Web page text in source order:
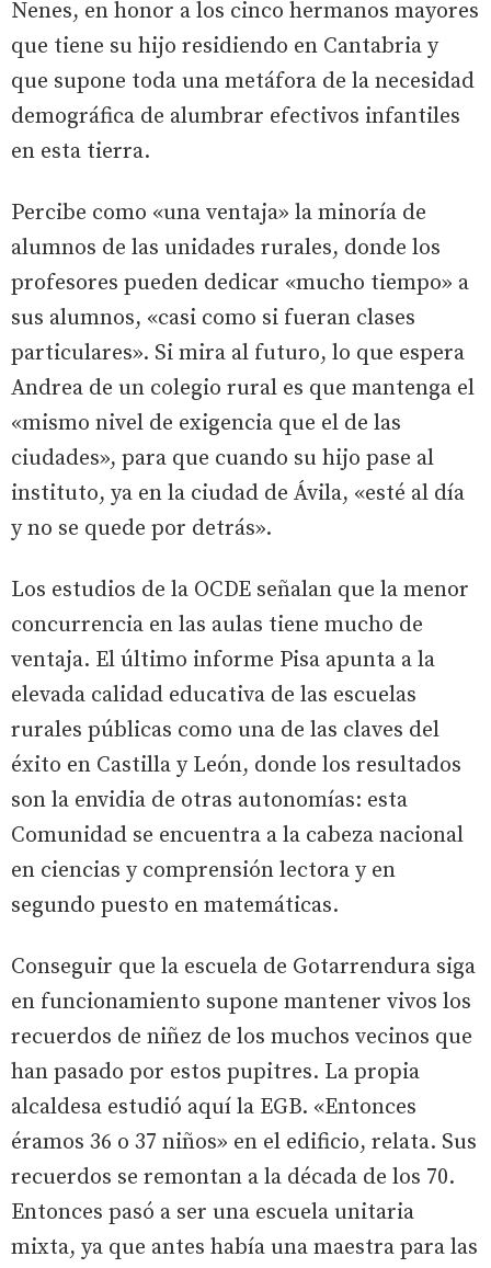
Nenes, en honor a los cinco hermanos mayores
que tiene su hijo residiendo en Cantabria y
que supone toda una metáfora de la necesidad
demográfica de alumbrar efectivos infantiles
en esta tierra.
Percibe como «una ventaja» la minoría de
alumnos de las unidades rurales, donde los
profesores pueden dedicar «mucho tiempo» a
sus alumnos, «casi como si fueran clases
particulares». Si mira al futuro, lo que espera
Andrea de un colegio rural es que mantenga el
«mismo nivel de exigencia que el de las
ciudades», para que cuando su hijo pase al
instituto, ya en la ciudad de Ávila, «esté al día
y no se quede por detrás».
Los estudios de la OCDE señalan que la menor
concurrencia en las aulas tiene mucho de
ventaja. El último informe Pisa apunta a la
elevada calidad educativa de las escuelas
rurales públicas como una de las claves del
éxito en Castilla y León, donde los resultados
son la envidia de otras autonomías: esta
Comunidad se encuentra a la cabeza nacional
en ciencias y comprensión lectora y en
segundo puesto en matemáticas.
Conseguir que la escuela de Gotarrendura siga
en funcionamiento supone mantener vivos los
recuerdos de niñez de los muchos vecinos que
han pasado por estos pupitres. La propia
alcaldesa estudió aquí la EGB. «Entonces
éramos 36 o 37 niños» en el edificio, relata. Sus
recuerdos se remontan a la década de los 70.
Entonces pasó a ser una escuela unitaria
mixta, ya que antes había una maestra para las